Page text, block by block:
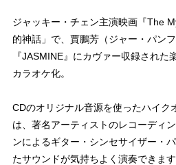
ジャッキー・チェン主演映画『The
的神話」で、賈鵬芳（ジャー・パン
『JASMINE』にカヴァー収録された
カラオケ化。
CDのオリジナル音源を使ったハイク
は、著名アーティストのレコーディ
ンによるギター・シンセサイザー・
たサウンドが気持ちよく演奏できま